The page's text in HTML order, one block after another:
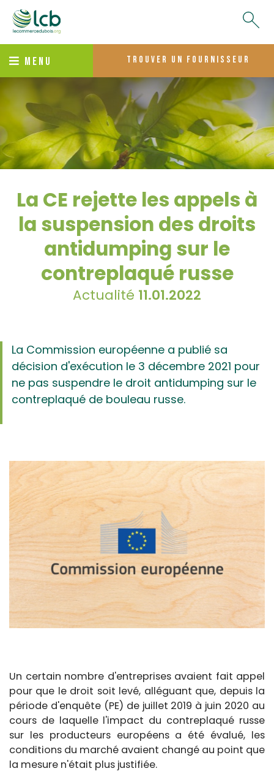
MENU trouver un fournisseur
La CE rejette les appels à
la suspension des droits
antidumping sur le
contreplaqué russe
Actualité 11.01.2022
La Commission européenne a publié sa
décision d'exécution le 3 décembre 2021 pour
ne pas suspendre le droit antidumping sur le
contreplaqué de bouleau russe.
Un certain nombre d'entreprises avaient fait appel
pour que le droit soit levé, alléguant que, depuis la
période d'enquête (PE) de juillet 2019 à juin 2020 au
cours de laquelle l'impact du contreplaqué russe
sur les producteurs européens a été évalué, les
conditions du marché avaient changé au point que
la mesure n'était plus justifiée.